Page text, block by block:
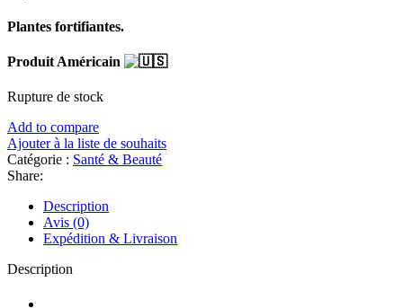
Plantes fortifiantes.
Produit Américain
Rupture de stock
Add to compare
Ajouter à la liste de souhaits
Catégorie : Santé & Beauté
Share:
Description
Avis (0)
Expédition & Livraison
Description